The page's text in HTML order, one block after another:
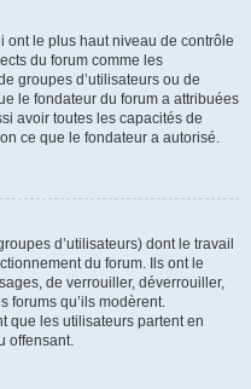
ont le plus haut niveau de contrôle
du forum comme les
groupes d’utilisateurs ou de
le fondateur du forum a attribuées
avoir toutes les capacités de
ce que le fondateur a autorisé.
d’utilisateurs) dont le travail
du forum. Ils ont le
de verrouiller, déverrouiller,
forums qu’ils modèrent.
que les utilisateurs partent en
offensant.